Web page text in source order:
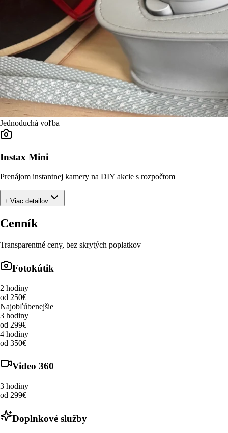
Jednoduchá voľba
Instax Mini
Prenájom instantnej kamery na DIY akcie s rozpočtom
+ Viac detailov
Cenník
Transparentné ceny, bez skrytých poplatkov
Fotokútik
2 hodiny
od 250€
Najobľúbenejšie
3 hodiny
od 299€
4 hodiny
od 350€
Video 360
3 hodiny
od 299€
Doplnkové služby